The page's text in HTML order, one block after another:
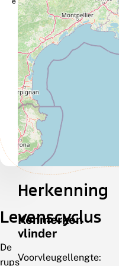
Levenscyclus
De
rups
Herkenning
Kenmerken
vlinder
Voorvleugellengte: